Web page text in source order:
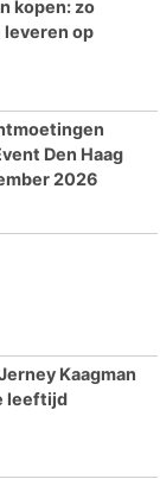
kopen: zo
leveren op
Den Haag
2026
Kaagman
leeftijd